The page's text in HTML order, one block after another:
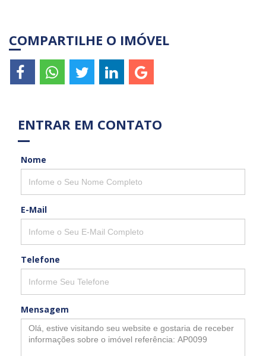
COMPARTILHE O IMÓVEL
ENTRAR EM CONTATO
Nome
E-Mail
Telefone
Mensagem